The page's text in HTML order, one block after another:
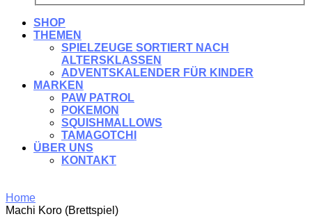
SHOP
THEMEN
SPIELZEUGE SORTIERT NACH
ALTERSKLASSEN
ADVENTSKALENDER FÜR KINDER
MARKEN
PAW PATROL
POKEMON
SQUISHMALLOWS
TAMAGOTCHI
ÜBER UNS
KONTAKT
Home
Machi Koro (Brettspiel)